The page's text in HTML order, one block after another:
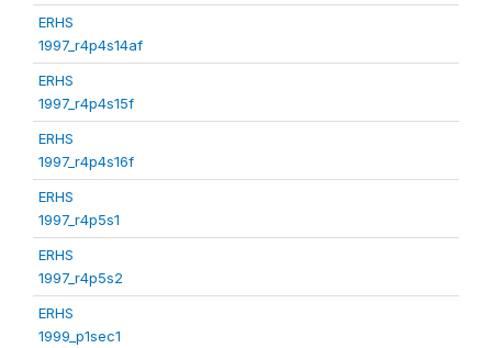
ERHS
1997_r4p4s14af
ERHS
1997_r4p4s15f
ERHS
1997_r4p4s16f
ERHS
1997_r4p5s1
ERHS
1997_r4p5s2
ERHS
1999_p1sec1